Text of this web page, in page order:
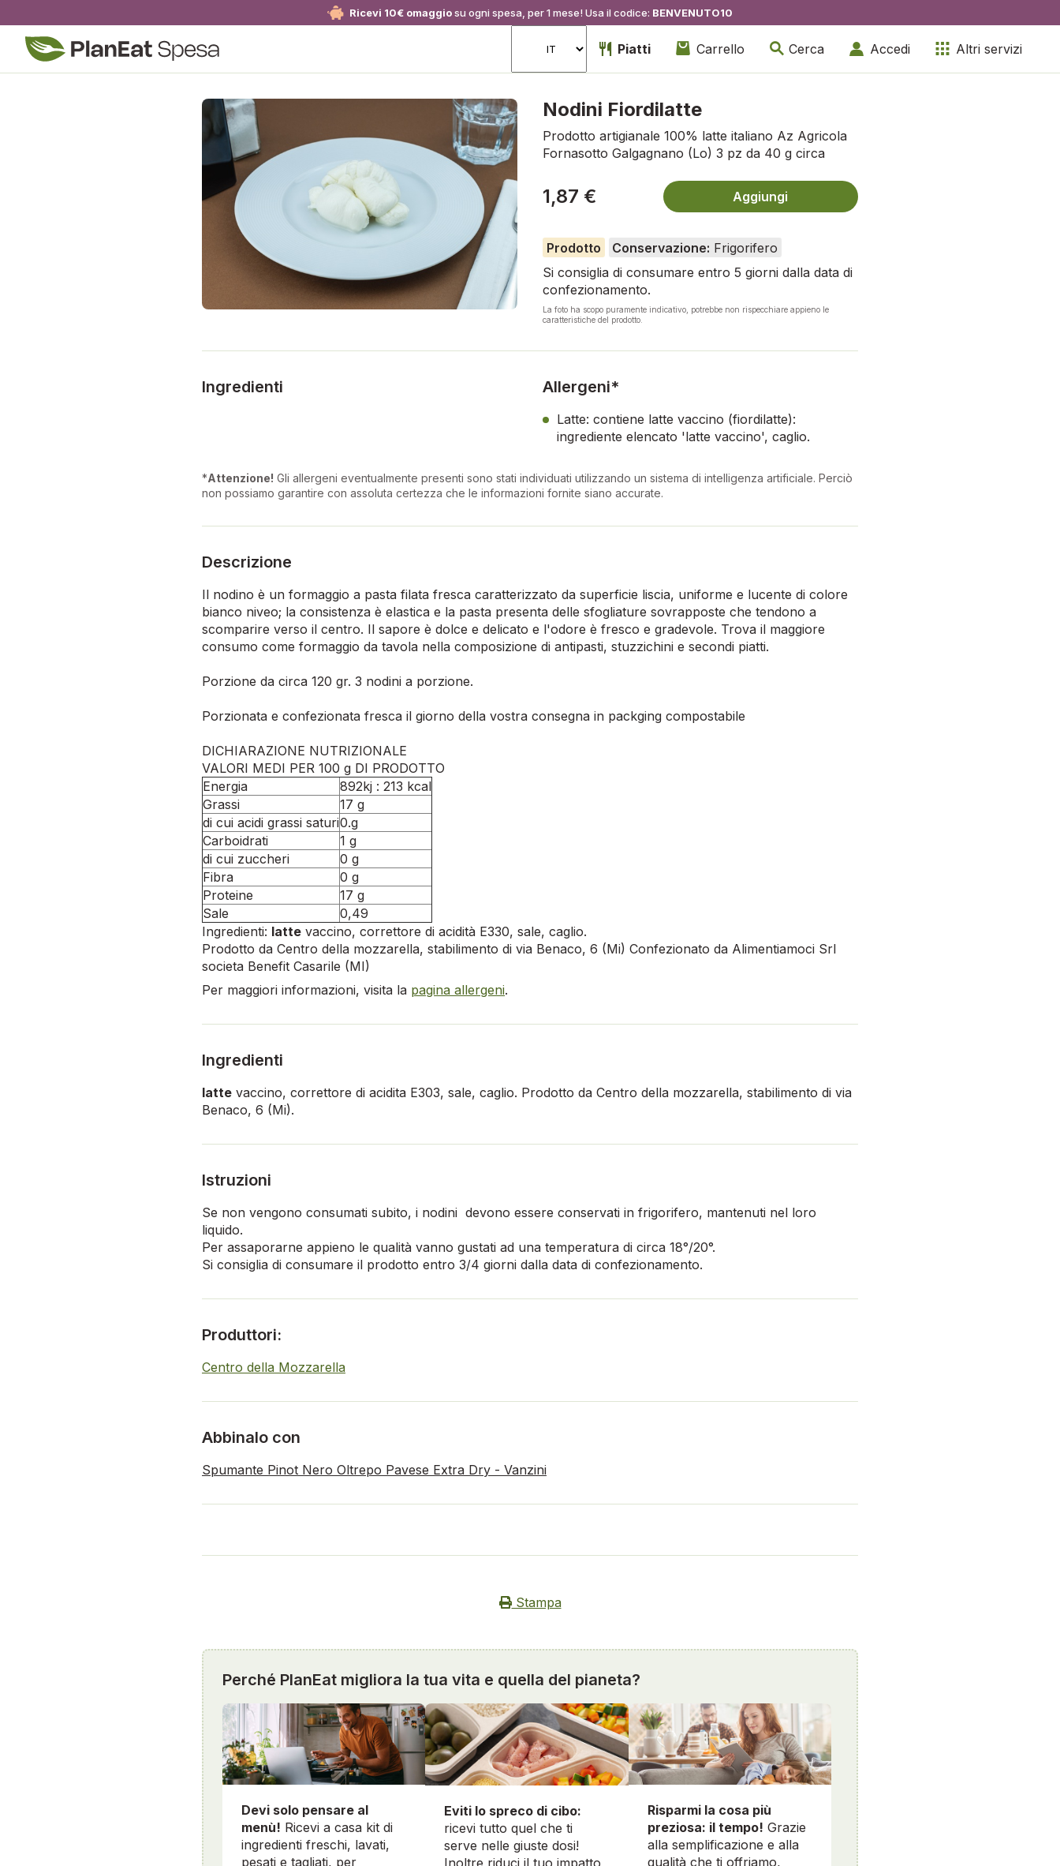
Ricevi 10€ omaggiosu ogni spesa, per 1 mese! Usa il codice: BENVENUTO10
Piatti Carrello Cerca Accedi Altri servizi
Nodini Fiordilatte
Prodotto artigianale 100% latte italiano Az Agricola
Fornasotto Galgagnano (Lo) 3 pz da 40 g circa
1,87 € Aggiungi
Prodotto Conservazione: Frigorifero
Si consiglia di consumare entro 5 giorni dalla data di
confezionamento.
La foto ha scopo puramente indicativo, potrebbe non rispecchiare appieno le
caratteristiche del prodotto.
Ingredienti Allergeni*
Latte: contiene latte vaccino (fiordilatte):
ingrediente elencato 'latte vaccino', caglio.
*Attenzione! Gli allergeni eventualmente presenti sono stati individuati utilizzando un sistema di intelligenza artificiale. Perciò
non possiamo garantire con assoluta certezza che le informazioni fornite siano accurate.
Descrizione
Il nodino è un formaggio a pasta filata fresca caratterizzato da superficie liscia, uniforme e lucente di colore
bianco niveo; la consistenza è elastica e la pasta presenta delle sfogliature sovrapposte che tendono a
scomparire verso il centro. Il sapore è dolce e delicato e l'odore è fresco e gradevole. Trova il maggiore
consumo come formaggio da tavola nella composizione di antipasti, stuzzichini e secondi piatti.
Porzione da circa 120 gr. 3 nodini a porzione.
Porzionata e confezionata fresca il giorno della vostra consegna in packging compostabile
DICHIARAZIONE NUTRIZIONALE
VALORI MEDI PER 100 g DI PRODOTTO
Energia
892kj : 213 kcal
Grassi
17 g
di cui acidi grassi saturi0.g
Carboidrati
1 g
di cui zuccheri
0 g
Fibra
0 g
Proteine
17 g
Sale
0,49
Ingredienti: latte vaccino, correttore di acidità E330, sale, caglio.
Prodotto da Centro della mozzarella, stabilimento di via Benaco, 6 (Mi) Confezionato da Alimentiamoci Srl
societa Benefit Casarile (MI)
Per maggiori informazioni, visita la pagina allergeni.
Ingredienti
latte vaccino, correttore di acidita E303, sale, caglio. Prodotto da Centro della mozzarella, stabilimento di via
Benaco, 6 (Mi).
Istruzioni
Se non vengono consumati subito, i nodini devono essere conservati in frigorifero, mantenuti nel loro
liquido.
Per assaporarne appieno le qualità vanno gustati ad una temperatura di circa 18°/20°.
Si consiglia di consumare il prodotto entro 3/4 giorni dalla data di confezionamento.
Produttori:
Centro della Mozzarella
Abbinalo con
Spumante Pinot Nero Oltrepo Pavese Extra Dry - Vanzini
Stampa
Perché PlanEat migliora la tua vita e quella del pianeta?
Devi solo pensare al
menù! Ricevi a casa kit di
ingredienti freschi, lavati,
pesati e tagliati, per
Eviti lo spreco di cibo:
ricevi tutto quel che ti
serve nelle giuste dosi!
Inoltre riduci il tuo impatto
Risparmi la cosa più
preziosa: il tempo! Grazie
alla semplificazione e alla
qualità che ti offriamo,